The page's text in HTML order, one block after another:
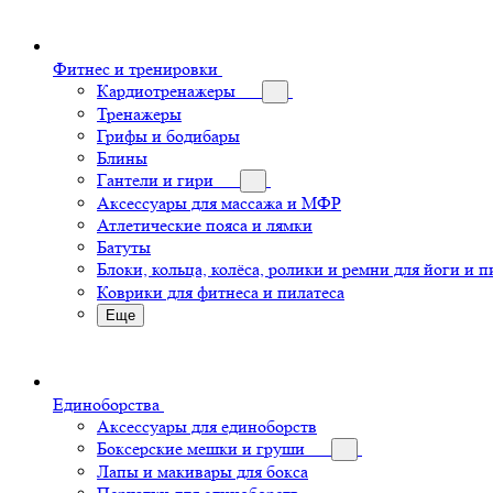
Фитнес и тренировки
Кардиотренажеры
Тренажеры
Грифы и бодибары
Блины
Гантели и гири
Аксессуары для массажа и МФР
Атлетические пояса и лямки
Батуты
Блоки, кольца, колёса, ролики и ремни для йоги и
Коврики для фитнеса и пилатеса
Еще
Единоборства
Аксессуары для единоборств
Боксерские мешки и груши
Лапы и макивары для бокса